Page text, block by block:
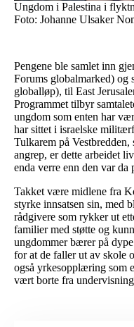
Ungdom i Palestina i
Foto: Johanne Ulsaker
Pengene ble samlet inn
Forums globalmarked) og
globalløp), til East
Programmet tilbyr
ungdom som enten har
har sittet i israelske
Tulkarem på
angrep, er dette arbeidet
enda verre enn den var da
Takket være midlene fra
styrke innsatsen sin, med
rådgivere som rykker ut
familier med støtte og
ungdommer bærer på
for at de faller ut av skole
også yrkesopplæring som
vært borte fra